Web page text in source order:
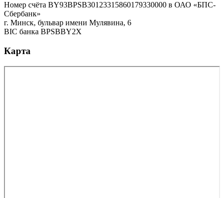
Номер счёта BY93BPSB30123315860179330000 в ОАО «БПС-
Сбербанк»
г. Минск, бульвар имени Мулявина, 6
BIC банка BPSBBY2X
Карта